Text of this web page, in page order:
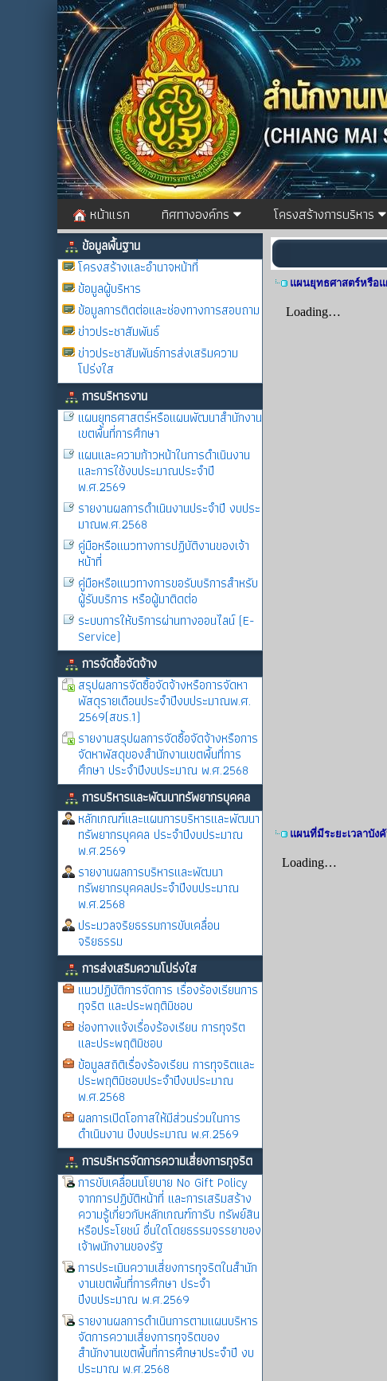
หน้าแรก ทิศทางองค์กร โครงสร้างการบริหาร
ข้อมูลพื้นฐาน
โครงสร้างและอำนาจหน้าที่
ข้อมูลผู้บริหาร
ข้อมูลการติดต่อและช่องทางการสอบถาม
ข่าวประชาสัมพันธ์
ข่าวประชาสัมพันธ์การส่งเสริมความ
โปร่งใส
การบริหารงาน
แผนยุทธศาสตร์หรือแผนพัฒนาสำนักงาน
เขตพื้นที่การศึกษา
แผนและความก้าวหน้าในการดำเนินงาน
และการใช้งบประมาณประจำปี
พ.ศ.2569
รายงานผลการดำเนินงานประจำปี งบประ
มาณพ.ศ.2568
คู่มือหรือแนวทางการปฏิบัติงานของเจ้า
หน้าที่
คู่มือหรือแนวทางการขอรับบริการสำหรับ
ผู้รับบริการ หรือผู้มาติดต่อ
ระบบการให้บริการผ่านทางออนไลน์ (E-
Service)
การจัดซื้อจัดจ้าง
สรุปผลการจัดซื้อจัดจ้างหรือการจัดหา
พัสดุรายเดือนประจำปีงบประมาณพ.ศ.
2569(สขร.1)
รายงานสรุปผลการจัดซื้อจัดจ้างหรือการ
จัดหาพัสดุของสำนักงานเขตพื้นที่การ
ศึกษา ประจำปีงบประมาณ พ.ศ.2568
การบริหารและพัฒนาทรัพยากรบุคคล
หลักเกณฑ์และแผนการบริหารและพัฒนา
ทรัพยากรบุคคล ประจำปีงบประมาณ
พ.ศ.2569
รายงานผลการบริหารและพัฒนา
ทรัพยากรบุคคลประจำปีงบประมาณ
พ.ศ.2568
ประมวลจริยธรรมการขับเคลื่อน
จริยธรรม
การส่งเสริมความโปร่งใส
แนวปฏิบัติการจัดการ เรื่องร้องเรียนการ
ทุจริต และประพฤติมิชอบ
ช่องทางแจ้งเรื่องร้องเรียน การทุจริต
และประพฤติมิชอบ
ข้อมูลสถิติเรื่องร้องเรียน การทุจริตและ
ประพฤติมิชอบประจำปีงบประมาณ
พ.ศ.2568
ผลการเปิดโอกาสให้มีส่วนร่วมในการ
ดำเนินงาน ปีงบประมาณ พ.ศ.2569
การบริหารจัดการความเสี่ยงการทุจริต
การขับเคลื่อนนโยบาย No Gift Policy
จากการปฏิบัติหน้าที่ และการเสริมสร้าง
ความรู้เกี่ยวกับหลักเกณฑ์การับ ทรัพย์สิน
หรือประโยชน์ อื่นใดโดยธรรมจรรยาของ
เจ้าพนักงานของรัฐ
การประเมินความเสี่ยงการทุจริตในสำนัก
งานเขตพิ้นที่การศึกษา ประจำ
ปีงบประมาณ พ.ศ.2569
รายงานผลการดำเนินการตามแผนบริหาร
จัดการความเสี่ยงการทุจริตของ
สำนักงานเขตพื้นที่การศึกษาประจำปี งบ
ประมาณ พ.ศ.2568
แผนยุทธศาสตร์หรือ
แผนที่มีระยะเวลาบัง